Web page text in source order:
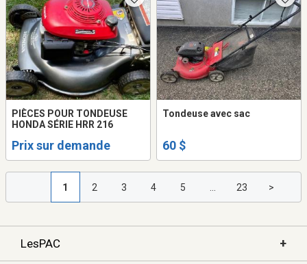
PIÈCES POUR TONDEUSE
HONDA SÉRIE HRR 216
Prix sur demande
Tondeuse avec sac
60 $
1 2 3 4 5 23 >
LesPAC +